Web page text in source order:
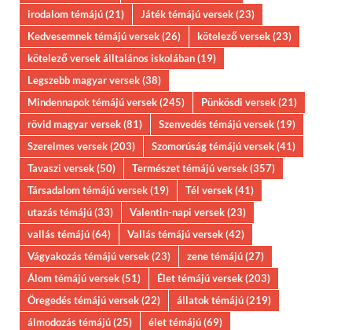
irodalom témájú(21) Játék témájú versek(23)
Kedvesemnek témájú versek(26) kötelező versek(23)
kötelező versek álltalános iskolában(19)
Legszebb magyar versek(38)
Mindennapok témájú versek(245) Pünkösdi versek(21)
rövid magyar versek(81) Szenvedés témájú versek(19)
Szerelmes versek(203) Szomorúság témájú versek(41)
Tavaszi versek(50) Természet témájú versek(357)
Társadalom témájú versek(19) Tél versek(41)
utazás témájú(33) Valentin-napi versek(23)
vallás témájú(64) Vallás témájú versek(42)
Vágyakozás témájú versek(23) zene témájú(27)
Álom témájú versek(51) Élet témájú versek(203)
Öregedés témájú versek(22) állatok témájú(219)
álmodozás témájú(25) élet témájú(69)